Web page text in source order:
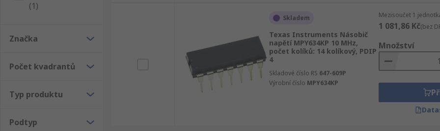
(1)
Značka
Počet kvadrantů
Typ produktu
Podtyp
Skladem
Texas Instruments Násobič
napětí MPY634KP 10 MHz,
počet kolíků: 14 kolíkový, PDIP
4
Skladové číslo RS 647-609P
Výrobní číslo MPY634KP
Mezisoučet 1
1 081,86 Kč(bez
Množství